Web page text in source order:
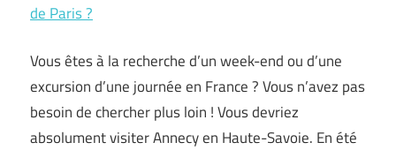
de Paris ?
Vous êtes à la recherche d’un week-end ou d’une
excursion d’une journée en France ? Vous n’avez pas
besoin de chercher plus loin ! Vous devriez
absolument visiter Annecy en Haute-Savoie. En été